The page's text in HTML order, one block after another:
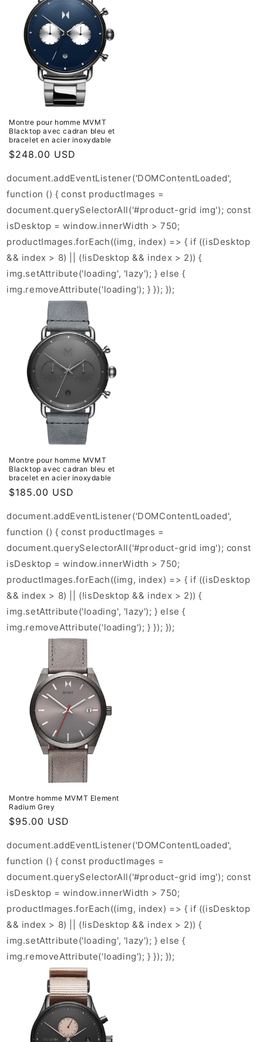
Montre pour homme MVMT
Blacktop avec cadran bleu et
bracelet en acier inoxydable
Prix
$248.00 USD
document.addEventListener('DOMContentLoaded',
function () { const productImages =
document.querySelectorAll('#product-grid img'); const
isDesktop = window.innerWidth > 750;
productImages.forEach((img, index) => { if ((isDesktop
&& index > 8) || (!isDesktop && index > 2)) {
img.setAttribute('loading', 'lazy'); } else {
img.removeAttribute('loading'); } }); });
Montre pour homme MVMT
Blacktop avec cadran bleu et
bracelet en acier inoxydable
Prix
$185.00 USD
document.addEventListener('DOMContentLoaded',
function () { const productImages =
document.querySelectorAll('#product-grid img'); const
isDesktop = window.innerWidth > 750;
productImages.forEach((img, index) => { if ((isDesktop
&& index > 8) || (!isDesktop && index > 2)) {
img.setAttribute('loading', 'lazy'); } else {
img.removeAttribute('loading'); } }); });
Montre homme MVMT Element
Radium Grey
Prix
$95.00 USD
document.addEventListener('DOMContentLoaded',
function () { const productImages =
document.querySelectorAll('#product-grid img'); const
isDesktop = window.innerWidth > 750;
productImages.forEach((img, index) => { if ((isDesktop
&& index > 8) || (!isDesktop && index > 2)) {
img.setAttribute('loading', 'lazy'); } else {
img.removeAttribute('loading'); } }); });